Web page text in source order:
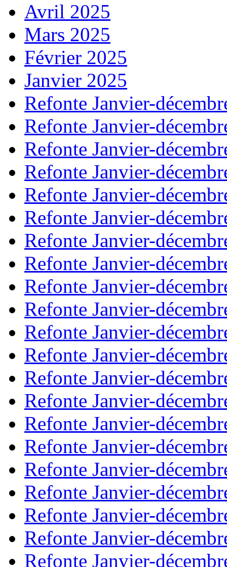
Avril 2025
Mars 2025
Février 2025
Janvier 2025
Refonte Janvier-
Refonte Janvier-
Refonte Janvier-
Refonte Janvier-
Refonte Janvier-
Refonte Janvier-
Refonte Janvier-
Refonte Janvier-
Refonte Janvier-
Refonte Janvier-
Refonte Janvier-
Refonte Janvier-
Refonte Janvier-
Refonte Janvier-
Refonte Janvier-
Refonte Janvier-
Refonte Janvier-
Refonte Janvier-
Refonte Janvier-
Refonte Janvier-
Refonte Janvier-